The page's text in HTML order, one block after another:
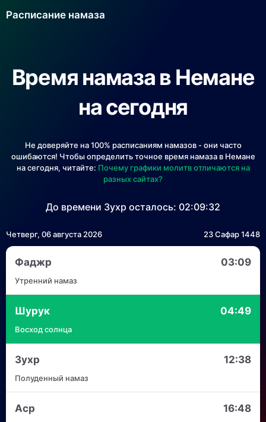
Расписание намаза
Время намаза в Немане
на сегодня
Не доверяйте на 100% расписаниям намазов - они часто
ошибаются! Чтобы определить точное время намаза в Немане
на сегодня, читайте: Почему графики молитв отличаются на
разных сайтах?
До времени Зухр осталось: 02:09:32
Четверг, 06 августа 2026 23 Сафар 1448
Фаджр 03:09
Утренний намаз
Шурук 04:49
Восход солнца
Зухр 12:38
Полуденный намаз
Аср 16:48